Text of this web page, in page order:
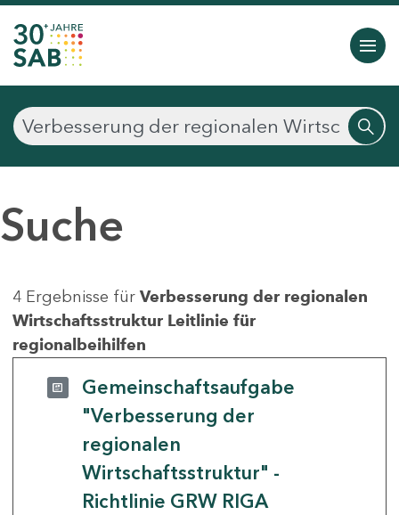
Suche
4 Ergebnisse für Verbesserung der regionalen
Wirtschaftsstruktur Leitlinie für
regionalbeihilfen
Gemeinschaftsaufgabe
"Verbesserung der
regionalen
Wirtschaftsstruktur" -
Richtlinie GRW RIGA